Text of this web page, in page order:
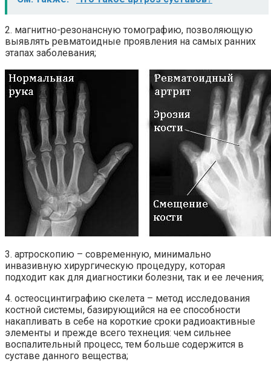
2. магнитно-резонансную томографию, позволяющую
выявлять ревматоидные проявления на самых ранних
этапах заболевания;
3. артроскопию – современную, минимально
инвазивную хирургическую процедуру, которая
подходит как для диагностики болезни, так и ее лечения;
4. остеосцинтиграфию скелета – метод исследования
костной системы, базирующийся на ее способности
накапливать в себе на короткие сроки радиоактивные
элементы и прежде всего технеция: чем сильнее
воспалительный процесс, тем больше содержится в
суставе данного вещества;